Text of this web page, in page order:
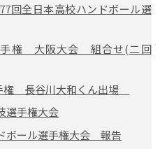
回全日本高校ハンドボール選
権 大阪大会 組合せ(二回
権 長谷川大和くん出場
選手権大会
ボール選手権大会 報告